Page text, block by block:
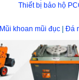
Thiết bị bảo hộ
Mũi khoan mũi đục Đá